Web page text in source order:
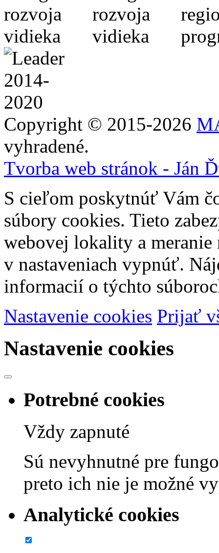
Copyright © 2015-2026
vyhradené.
Tvorba web stránok - Ján
S cieľom poskytnúť Vám
súbory cookies. Tieto
webovej lokality a
v nastaveniach vypnúť.
informacií o týchto
Nastavenie cookies Prijať
Nastavenie cookies
Potrebné cookies
Vždy zapnuté
Sú nevyhnutné pre
preto ich nie je možné
Analytické cookies